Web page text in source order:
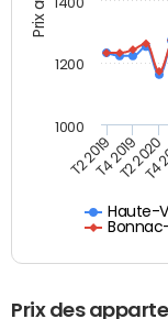
Haute-
T2 2019T4 2019T2 2020
T4
1000
1200
Prix des